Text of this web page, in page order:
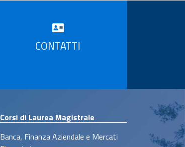
CONTATTI
Corsi di Laurea Magistrale
Banca, Finanza Aziendale e Mercati